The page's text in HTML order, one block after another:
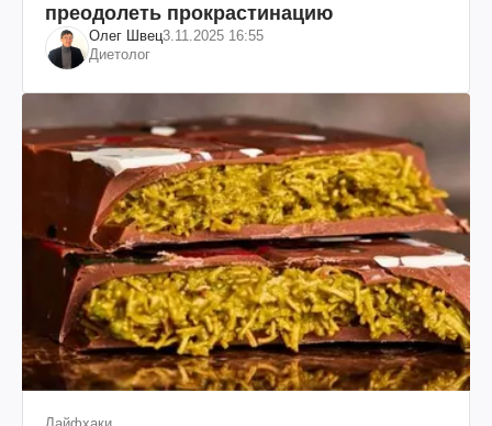
преодолеть прокрастинацию
Олег Швец3.11.2025 16:55
Диетолог
Лайфхаки